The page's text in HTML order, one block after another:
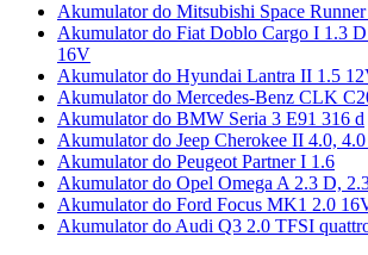
Akumulator do Mitsubishi Space
Akumulator do Fiat Doblo Cargo I 1.3
16V
Akumulator do Hyundai Lantra II 1.5
Akumulator do Mercedes-Benz CLK
Akumulator do BMW Seria 3 E91 316 d
Akumulator do Jeep Cherokee II 4.0,
Akumulator do Peugeot Partner I 1.6
Akumulator do Opel Omega A 2.3 D,
Akumulator do Ford Focus MK1 2.0
Akumulator do Audi Q3 2.0 TFSI